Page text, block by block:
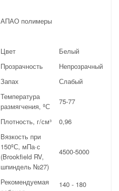
АПАО полимеры
Цвет
Белый
Прозрачность
Непрозрачный
Запах
Слабый
Температура
размягчения, ºС
75-77
Плотность, г/см³
0,96
Вязкость при
150ºС, мПа·с
(Brookfield RV,
шпиндель №27)
4500-5000
Рекомендуемая
140 - 180